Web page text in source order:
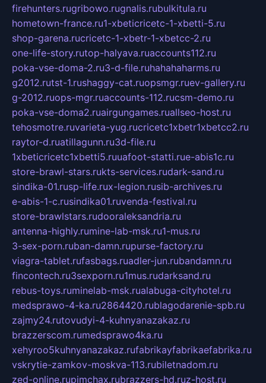
firehunters.rugribowo.rugnalis.rubulkitula.ru
hometown-france.ru1-xbeticricetc-1-xbetti-5.ru
shop-garena.rucricetc-1-xbetr-1-xbetcc-2.ru
one-life-story.rutop-halyava.ruaccounts112.ru
poka-vse-doma-2.ru3-d-file.ruhahahaharms.ru
g2012.rutst-1.rushaggy-cat.ruopsmgr.ruev-gallery.ru
g-2012.ruops-mgr.ruaccounts-112.rucsm-demo.ru
poka-vse-doma2.ruairgungames.ruallseo-host.ru
tehosmotre.ruvarieta-yug.rucricetc1xbetr1xbetcc2.ru
raytor-d.ruatillagunn.ru3d-file.ru
1xbeticricetc1xbetti5.ruuafoot-statti.rue-abis1c.ru
store-brawl-stars.rukts-services.rudark-sand.ru
sindika-01.rusp-life.rux-legion.rusib-archives.ru
e-abis-1-c.rusindika01.ruvenda-festival.ru
store-brawlstars.rudooraleksandria.ru
antenna-highly.rumine-lab-msk.ru1-mus.ru
3-sex-porn.ruban-damn.rupurse-factory.ru
viagra-tablet.rufasbags.ruadler-jun.rubandamn.ru
fincontech.ru3sexporn.ru1mus.rudarksand.ru
rebus-toys.ruminelab-msk.rualabuga-cityhotel.ru
medsprawo-4-ka.ru2864420.rublagodarenie-spb.ru
zajmy24.rutovudyi-4-kuhnyanazakaz.ru
brazzerscom.rumedsprawo4ka.ru
xehyroo5kuhnyanazakaz.rufabrikayfabrikaefabrika.ru
vskrytie-zamkov-moskva-113.rubiletnadom.ru
zed-online.rupimchax.rubrazzers-hd.ruz-host.ru